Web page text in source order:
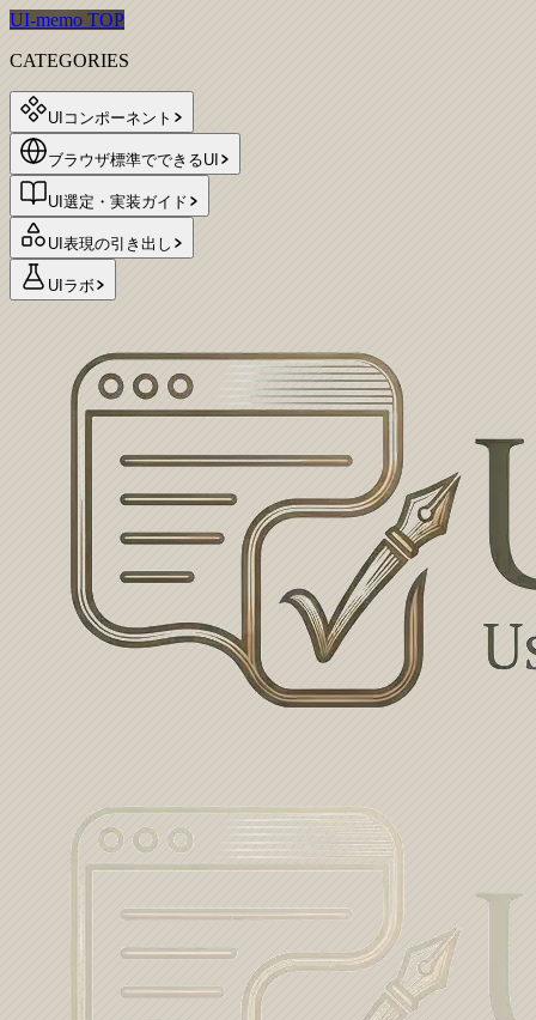
UI-memo TOP
CATEGORIES
UIコンポーネント
ブラウザ標準でできるUI
UI選定・実装ガイド
UI表現の引き出し
UIラボ